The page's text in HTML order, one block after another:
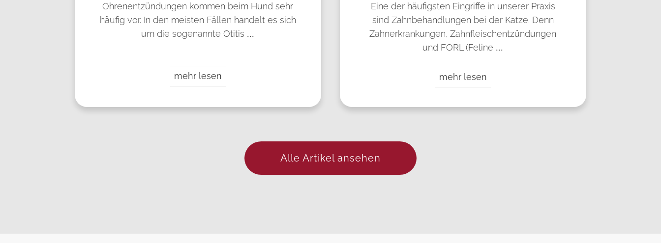
Ohrenentzündungen kommen beim Hund sehr
häufig vor. In den meisten Fällen handelt es sich
um die sogenannte Otitis ...
mehr lesen
Eine der häufigsten Eingriffe in unserer Praxis
sind Zahnbehandlungen bei der Katze. Denn
Zahnerkrankungen, Zahnfleischentzündungen
und FORL (Feline ...
mehr lesen
Alle Artikel ansehen